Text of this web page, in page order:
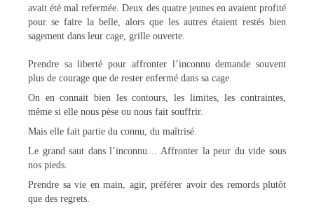
avait été mal refermée. Deux des quatre jeunes en avaient profité
pour se faire la belle, alors que les autres étaient restés bien
sagement dans leur cage, grille ouverte.
Prendre sa liberté pour affronter l’inconnu demande souvent
plus de courage que de rester enfermé dans sa cage.
On en connait bien les contours, les limites, les contraintes,
même si elle nous pèse ou nous fait souffrir.
Mais elle fait partie du connu, du maîtrisé.
Le grand saut dans l’inconnu… Affronter la peur du vide sous
nos pieds.
Prendre sa vie en main, agir, préférer avoir des remords plutôt
que des regrets.